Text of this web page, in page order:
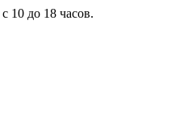
10 до 18 часов.